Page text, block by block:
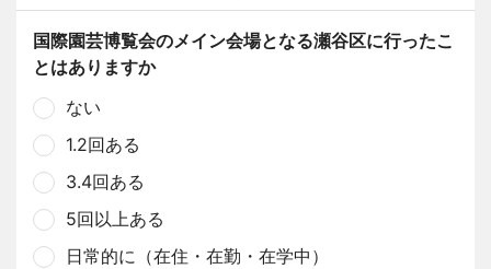
国際園芸博覧会のメイン会場となる瀬谷区に行ったこ
とはありますか
ない
1.2回ある
3.4回ある
5回以上ある
日常的に（在住・在勤・在学中）